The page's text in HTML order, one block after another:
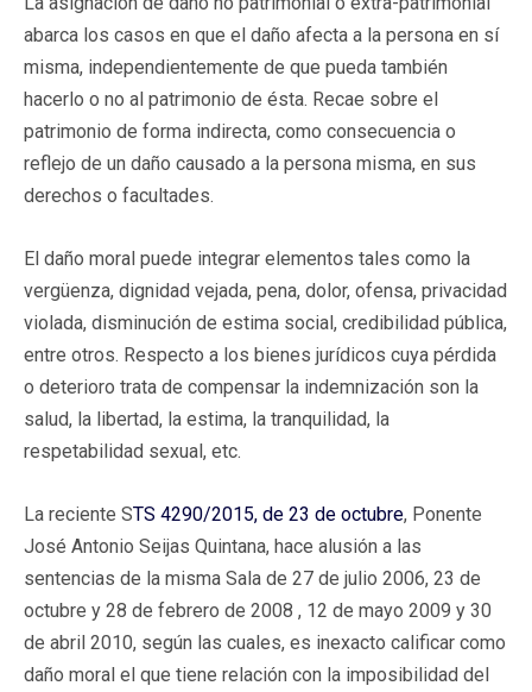
abarca los casos en que el daño afecta a la persona en sí
misma, independientemente de que pueda también
hacerlo o no al patrimonio de ésta. Recae sobre el
patrimonio de forma indirecta, como consecuencia o
reflejo de un daño causado a la persona misma, en sus
derechos o facultades.
El daño moral puede integrar elementos tales como la
vergüenza, dignidad vejada, pena, dolor, ofensa, privacidad
violada, disminución de estima social, credibilidad pública,
entre otros. Respecto a los bienes jurídicos cuya pérdida
o deterioro trata de compensar la indemnización son la
salud, la libertad, la estima, la tranquilidad, la
respetabilidad sexual, etc.
La reciente STS 4290/2015, de 23 de octubre, Ponente
José Antonio Seijas Quintana, hace alusión a las
sentencias de la misma Sala de 27 de julio 2006, 23 de
octubre y 28 de febrero de 2008 , 12 de mayo 2009 y 30
de abril 2010, según las cuales, es inexacto calificar como
daño moral el que tiene relación con la imposibilidad del